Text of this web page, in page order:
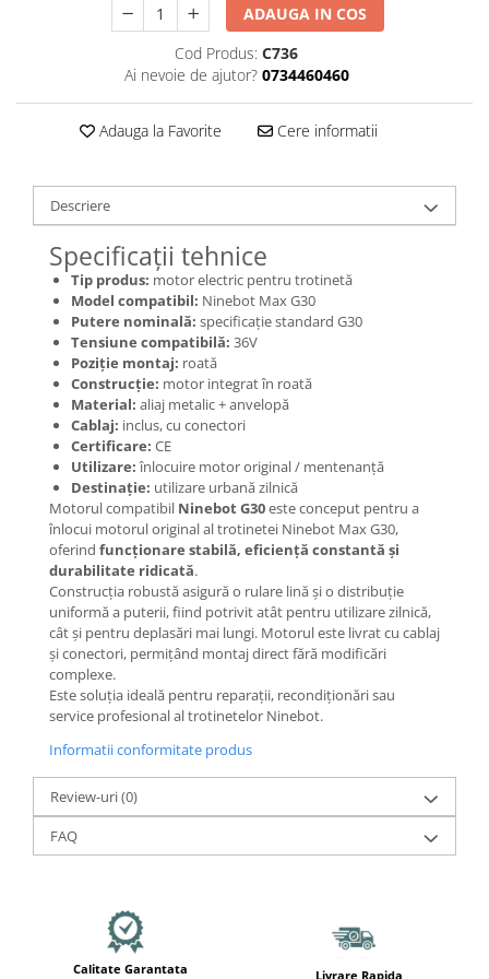
Valve & extensii
Display-uri / ecrane
Cabluri motoare
Controlere & Conversoare DC/DC
Încărcătoare
Prize de încărcare
Cabluri pentru baterii
Componente baterii
Localizatoare GPS
Mecanică
Furci / mânere principale &
secundare
Pliere, pasadores & tije
Crickuri / suporturi parcare
Suspensii & amortizoare
Rulmenți
Transmisii & lanțuri
Claxoane / sonerii (timbres)
Frâne
Discuri de frana
Plăcuțe de frână
Etrieri
Consumabile & Unelte
ADAUGA IN COS
Cod Produs: C736
Ai nevoie de ajutor? 0734460460
Adauga la Favorite Cere informatii
Descriere
Specificații tehnice
Tip produs: motor electric pentru trotinetă
Model compatibil: Ninebot Max G30
Putere nominală: specificație standard G30
Tensiune compatibilă: 36V
Poziție montaj: roată
Construcție: motor integrat în roată
Material: aliaj metalic + anvelopă
Cablaj: inclus, cu conectori
Certificare: CE
Utilizare:înlocuire motor original / mentenanță
Destinație: utilizare urbană zilnică
Motorul compatibil Ninebot G30este conceput pentru a
înlocui motorul original al trotinetei Ninebot Max G30,
oferind funcționare stabilă, eficiență constantă și
durabilitate ridicată.
Construcția robustă asigură o rulare lină și o distribuție
uniformă a puterii, fiind potrivit atât pentru utilizare zilnică,
cât și pentru deplasări mai lungi. Motorul este livrat cu cablaj
și conectori, permițând montaj direct fără modificări
complexe.
Este soluția ideală pentru reparații, recondiționări sau
service profesional al trotinetelor Ninebot.
Informatii conformitate produs
Review-uri(0)
FAQ
Calitate Garantata Livrare Rapida